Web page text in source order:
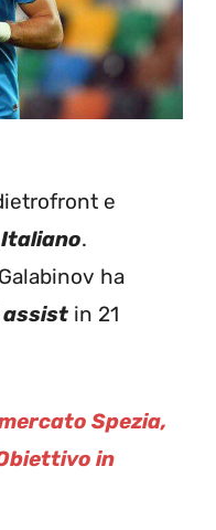
e
Italiano.
ha
assist in 21
Spezia,
in